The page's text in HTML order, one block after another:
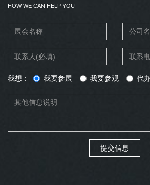
HOW WE CAN HELP YOU
我想： 我要参展 我要参观 代
提交信息